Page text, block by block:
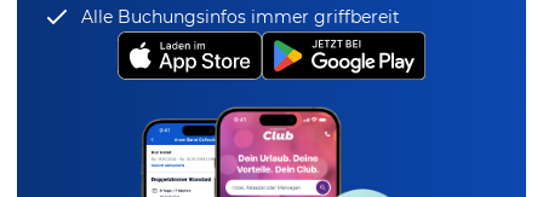
Alle Buchungsinfos immer griffbereit